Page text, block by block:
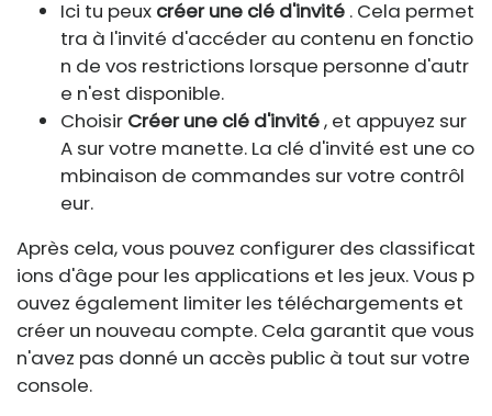
Ici tu peux créer une clé d'invité . Cela permet
tra à l'invité d'accéder au contenu en fonctio
n de vos restrictions lorsque personne d'autr
e n'est disponible.
Choisir Créer une clé d'invité, et appuyez sur
A sur votre manette. La clé d'invité est une co
mbinaison de commandes sur votre contrôl
eur.
Après cela, vous pouvez configurer des classificat
ions d'âge pour les applications et les jeux. Vous p
ouvez également limiter les téléchargements et
créer un nouveau compte. Cela garantit que vous
n'avez pas donné un accès public à tout sur votre
console.